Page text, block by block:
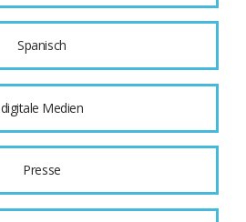
Spanisch
digitale Medien
Presse